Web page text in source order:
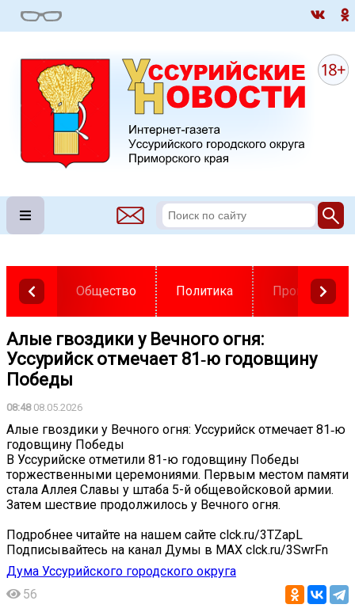
Общество Политика
Алые гвоздики у Вечного огня:
Уссурийск отмечает 81‑ю годовщину
Победы
08:4808.05.2026
Алые гвоздики у Вечного огня: Уссурийск отмечает 81‑ю
годовщину Победы
В Уссурийске отметили 81-ю годовщину Победы
торжественными церемониями. Первым местом памяти
стала Аллея Славы у штаба 5-й общевойсковой армии.
Затем шествие продолжилось у Вечного огня.
Подробнее читайте на нашем сайте clck.ru/3TZapL
Подписывайтесь на канал Думы в МАХ clck.ru/3SwrFn
Дума Уссурийского городского округа
56